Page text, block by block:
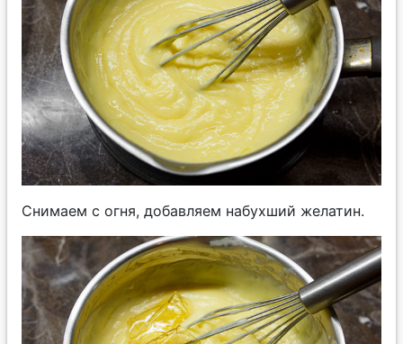
Снимаем с огня, добавляем набухший желатин.